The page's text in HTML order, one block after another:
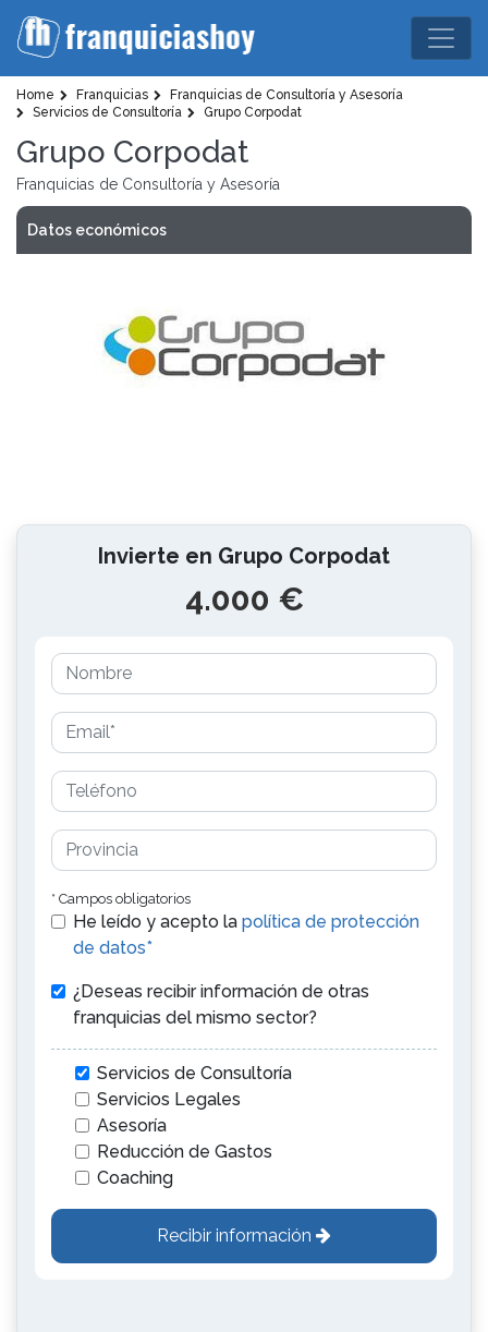
Home Franquicias
Franquicias de Consultoría y Asesoría
Servicios de Consultoría
Grupo Corpodat
Grupo Corpodat
Franquicias de Consultoría y Asesoría
Datos económicos
Invierte en Grupo Corpodat
4.000 €
* Campos obligatorios
He leído y acepto la política de protección
de datos*
¿Deseas recibir información de otras
franquicias del mismo sector?
Servicios de Consultoría
Servicios Legales
Asesoría
Reducción de Gastos
Coaching
Recibir información